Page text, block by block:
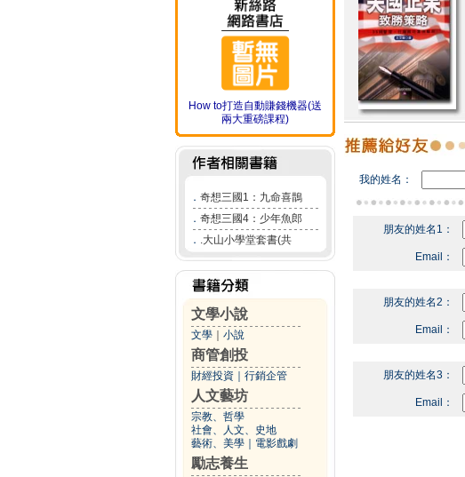
How to打造自動賺錢機器(送
兩大重磅課程)
． 奇想三國1：九命喜鵲
． 奇想三國4：少年魚郎
． .大山小學堂套書(共
文學小說
文學 小說
商管創投
財經投資 行銷企管
人文藝坊
宗教、哲學
社會、人文、史地
藝術、美學
電影戲劇
勵志養生
我的姓名：
朋友的姓名1：
Email：
朋友的姓名2：
Email：
朋友的姓名3：
Email：